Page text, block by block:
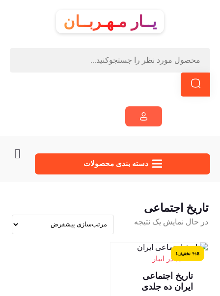
یــار مـهـربــان
دسته‌ بندی محصولات
تاریخ اجتماعی
در حال نمایش یک نتیجه
%8 تخفیف!
تاریخ اجتماعی
ایران ده جلدی